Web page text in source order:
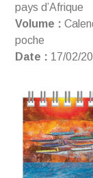
pays d’Afrique
Volume :
poche
Date : 17/02/